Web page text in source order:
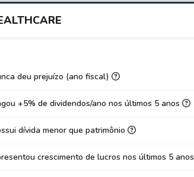
0,11
4,16%
deu prejuízo (ano fiscal)
+5% de dividendos/ano nos últimos 5 anos
dívida menor que patrimônio
crescimento de lucros nos últimos 5 anos